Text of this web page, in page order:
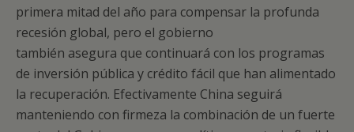
primera mitad del año para compensar la profunda
recesión global, pero el gobierno
también asegura que continuará con los programas
de inversión pública y crédito fácil que han alimentado
la recuperación. Efectivamente China seguirá
manteniendo con firmeza la combinación de un fuerte